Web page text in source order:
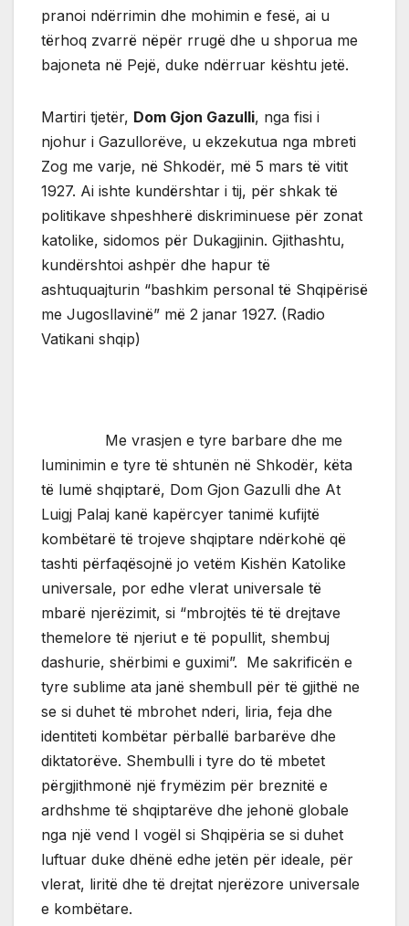
pranoi ndërrimin dhe mohimin e fesë, ai u
tërhoq zvarrë nëpër rrugë dhe u shporua me
bajoneta në Pejë, duke ndërruar kështu jetë.
Martiri tjetër, Dom Gjon Gazulli, nga fisi i
njohur i Gazullorëve, u ekzekutua nga mbreti
Zog me varje, në Shkodër, më 5 mars të vitit
1927. Ai ishte kundërshtar i tij, për shkak të
politikave shpeshherë diskriminuese për zonat
katolike, sidomos për Dukagjinin. Gjithashtu,
kundërshtoi ashpër dhe hapur të
ashtuquajturin “bashkim personal të Shqipërisë
me Jugosllavinë” më 2 janar 1927. (Radio
Vatikani shqip)
Me vrasjen e tyre barbare dhe me
luminimin e tyre të shtunën në Shkodër, këta
të lumë shqiptarë, Dom Gjon Gazulli dhe At
Luigj Palaj kanë kapërcyer tanimë kufijtë
kombëtarë të trojeve shqiptare ndërkohë që
tashti përfaqësojnë jo vetëm Kishën Katolike
universale, por edhe vlerat universale të
mbarë njerëzimit, si “mbrojtës të të drejtave
themelore të njeriut e të popullit, shembuj
dashurie, shërbimi e guximi”. Me sakrificën e
tyre sublime ata janë shembull për të gjithë ne
se si duhet të mbrohet nderi, liria, feja dhe
identiteti kombëtar përballë barbarëve dhe
diktatorëve. Shembulli i tyre do të mbetet
përgjithmonë një frymëzim për breznitë e
ardhshme të shqiptarëve dhe jehonë globale
nga një vend I vogël si Shqipëria se si duhet
luftuar duke dhënë edhe jetën për ideale, për
vlerat, liritë dhe të drejtat njerëzore universale
e kombëtare.